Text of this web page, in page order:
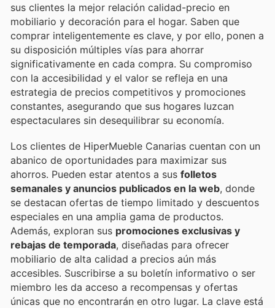
sus clientes la mejor relación calidad-precio en
mobiliario y decoración para el hogar. Saben que
comprar inteligentemente es clave, y por ello, ponen a
su disposición múltiples vías para ahorrar
significativamente en cada compra. Su compromiso
con la accesibilidad y el valor se refleja en una
estrategia de precios competitivos y promociones
constantes, asegurando que sus hogares luzcan
espectaculares sin desequilibrar su economía.
Los clientes de HiperMueble Canarias cuentan con un
abanico de oportunidades para maximizar sus
ahorros. Pueden estar atentos a sus folletos
semanales y anuncios publicados en la web, donde
se destacan ofertas de tiempo limitado y descuentos
especiales en una amplia gama de productos.
Además, exploran sus promociones exclusivas y
rebajas de temporada, diseñadas para ofrecer
mobiliario de alta calidad a precios aún más
accesibles. Suscribirse a su boletín informativo o ser
miembro les da acceso a recompensas y ofertas
únicas que no encontrarán en otro lugar. La clave está